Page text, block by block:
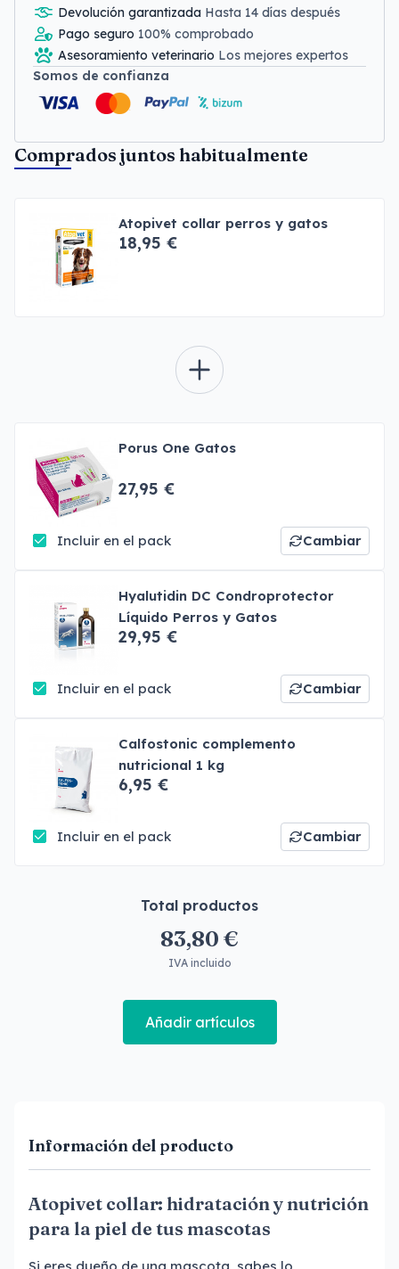
Devolución garantizada Hasta 14 días después
Pago seguro 100% comprobado
Asesoramiento veterinario Los mejores expertos
Somos de confianza
Comprados juntos habitualmente
Atopivet collar perros y gatos
18,95 €
Porus One Gatos
27,95 €
Incluir en el pack Cambiar
Hyalutidin DC Condroprotector
Líquido Perros y Gatos
29,95 €
Incluir en el pack Cambiar
Calfostonic complemento
nutricional 1 kg
6,95 €
Incluir en el pack Cambiar
Total productos
83,80 €
IVA incluido
Añadir artículos
Información del producto
Atopivet collar: hidratación y nutrición
para la piel de tus mascotas